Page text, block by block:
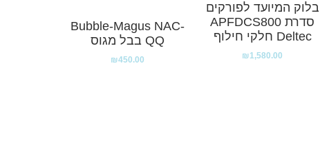
בלוק המיועד לפורקים
סדרת APFDCS800
Deltec חלקי חילוף
₪1,580.00
Bubble-Magus NAC-
QQ בבל מגוס
₪450.00